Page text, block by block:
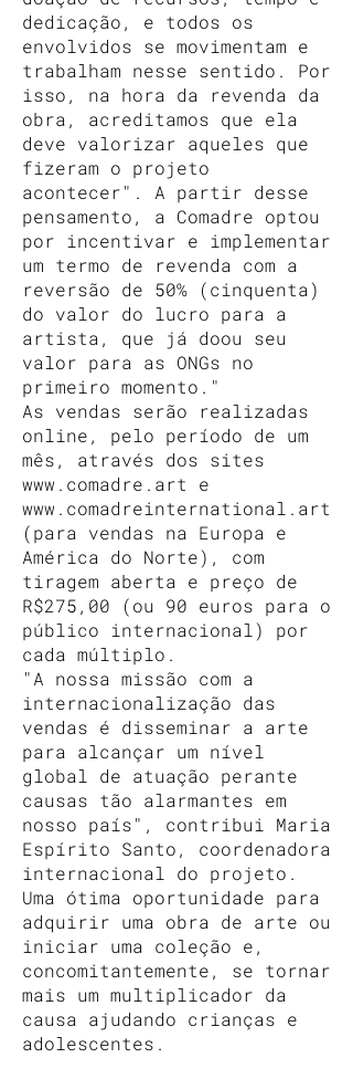
dedicação, e todos os
envolvidos se movimentam e
trabalham nesse sentido. Por
isso, na hora da revenda da
obra, acreditamos que ela
deve valorizar aqueles que
fizeram o projeto
acontecer". A partir desse
pensamento, a Comadre optou
por incentivar e implementar
um termo de revenda com a
reversão de 50% (cinquenta)
do valor do lucro para a
artista, que já doou seu
valor para as ONGs no
primeiro momento."
As vendas serão realizadas
online, pelo período de um
mês, através dos sites
www.comadre.art e
www.comadreinternational.art
(para vendas na Europa e
América do Norte), com
tiragem aberta e preço de
R$275,00 (ou 90 euros para o
público internacional) por
cada múltiplo.
"A nossa missão com a
internacionalização das
vendas é disseminar a arte
para alcançar um nível
global de atuação perante
causas tão alarmantes em
nosso país", contribui Maria
Espírito Santo, coordenadora
internacional do projeto.
Uma ótima oportunidade para
adquirir uma obra de arte ou
iniciar uma coleção e,
concomitantemente, se tornar
mais um multiplicador da
causa ajudando crianças e
adolescentes.